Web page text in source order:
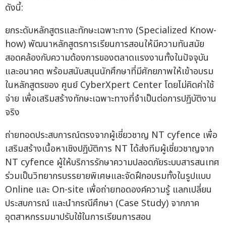
ดังนี้:
ยกระดับหลักสูตรและทักษะเฉพาะทาง (Specialized Know-
how) พัฒนาหลักสูตรการเรียนการสอนให้มีความทันสมัย
สอดคล้องกับความต้องการของตลาดแรงงานทั้งในปัจจุบัน
และอนาคต พร้อมสนับสนุนนักศึกษาที่มีศักยภาพให้เข้าอบรม
ในหลักสูตรของ ศูนย์ CyberXpert Center โดยไม่คิดค่าใช้
จ่าย เพื่อเสริมสร้างทักษะเฉพาะทางที่จำเป็นต่อการปฏิบัติงาน
จริง
ถ่ายทอดประสบการณ์ตรงจากผู้เชี่ยวชาญ NT cyfence เพื่อ
เสริมสร้างเนื้อหาเชิงปฏิบัติการ NT ได้ส่งทีมผู้เชี่ยวชาญจาก
NT cyfence ผู้ให้บริการรักษาความปลอดภัยระบบสารสนเทศ
ร่วมเป็นวิทยากรบรรยายพิเศษและจัดฝึกอบรมทั้งในรูปแบบ
Online และ On-site เพื่อถ่ายทอดองค์ความรู้ แลกเปลี่ยน
ประสบการณ์ และนำกรณีศึกษา (Case Study) จากภาค
อุตสาหกรรมมาปรับใช้ในการเรียนการสอน